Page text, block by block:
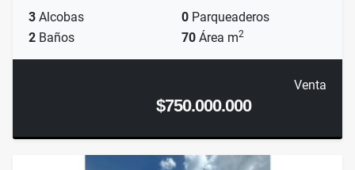
3 Alcobas 0 Parqueaderos
2 Baños 70 Área m2
Venta
$750.000.000